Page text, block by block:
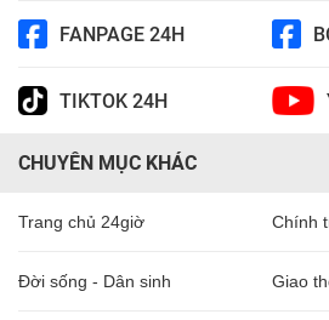
FANPAGE 24H
TIKTOK 24H
CHUYÊN MỤC KHÁC
Trang chủ 24giờ Chính
Đời sống - Dân sinh Giao